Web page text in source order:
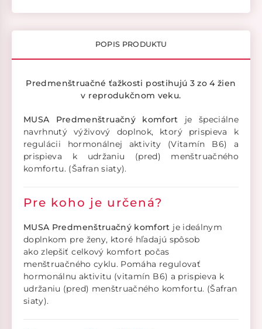
POPIS PRODUKTU
Predmenštruačné ťažkosti postihujú 3 zo 4 žien
v reprodukčnom veku.
MUSA Predmenštruačný komfort je špeciálne
navrhnutý výživový doplnok, ktorý prispieva k
regulácii hormonálnej aktivity (Vitamín B6) a
prispieva k udržaniu (pred) menštruačného
komfortu. (Šafran siaty).
Pre koho je určená?
MUSA Predmenštruačný komfort je ideálnym
doplnkom pre ženy, ktoré hľadajú spôsob
ako zlepšiť celkový komfort počas
menštruačného cyklu. Pomáha regulovať
hormonálnu aktivitu (vitamín B6) a prispieva k
udržaniu (pred) menštruačného komfortu. (Šafran
siaty).